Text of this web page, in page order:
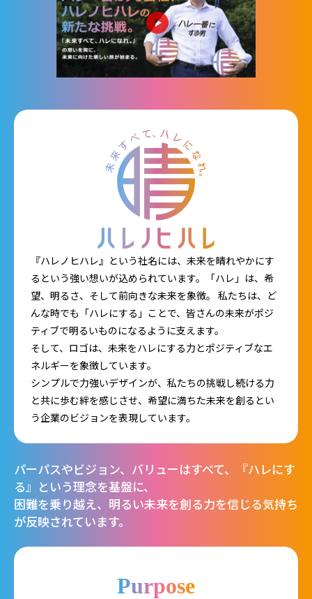
『ハレノヒハレ』という社名には、未来を晴れやかにす
るという強い想いが込められています。「ハレ」は、希
望、明るさ、そして前向きな未来を象徴。 私たちは、ど
んな時でも「ハレにする」ことで、皆さんの未来がポジ
ティブで明るいものになるように支えます。
そして、ロゴは、未来をハレにする力とポジティブなエ
ネルギーを象徴しています。
シンプルで力強いデザインが、私たちの挑戦し続ける力
と共に歩む絆を感じさせ、希望に満ちた未来を創るとい
う企業のビジョンを表現しています。
パーパスやビジョン、バリューはすべて、『ハレにす
る』という理念を基盤に、
困難を乗り越え、明るい未来を創る力を信じる気持ち
が反映されています。
Purpose